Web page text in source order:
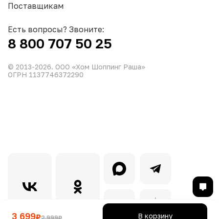
3 699₽2 999₽ В корзину
Поставщикам
Есть вопросы? Звоните:
8 800 707 50 25
© 2013-2026. ООО «Хом Шоппинг Раша»
ОГРН 1137746372290